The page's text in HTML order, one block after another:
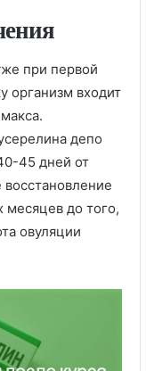
при первой
организм входит
депо
45 дней от
месяцев до того,
овуляции